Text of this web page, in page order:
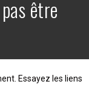
être
Essayez les liens